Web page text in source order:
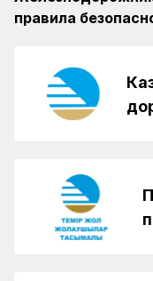
правила